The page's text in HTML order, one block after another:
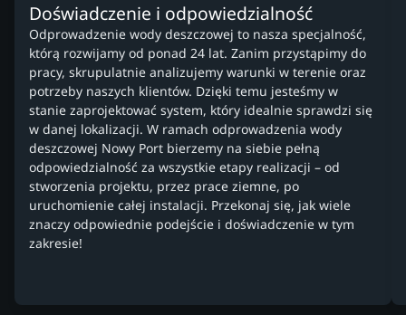
Doświadczenie i odpowiedzialność
Odprowadzenie wody deszczowej to nasza specjalność,
którą rozwijamy od ponad 24 lat. Zanim przystąpimy do
pracy, skrupulatnie analizujemy warunki w terenie oraz
potrzeby naszych klientów. Dzięki temu jesteśmy w
stanie zaprojektować system, który idealnie sprawdzi się
w danej lokalizacji. W ramach odprowadzenia wody
deszczowej Nowy Port bierzemy na siebie pełną
odpowiedzialność za wszystkie etapy realizacji – od
stworzenia projektu, przez prace ziemne, po
uruchomienie całej instalacji. Przekonaj się, jak wiele
znaczy odpowiednie podejście i doświadczenie w tym
zakresie!